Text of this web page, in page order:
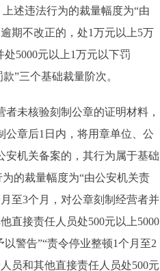
述违法行为的裁量幅度为“由
期不改正的，处1万元以上5万
5000元以上1万元以下罚
”三个基础裁量阶次。
未核验刻制公章的证明材料，
公章后1日内，将用章单位、公
安机关备案的，其行为属于基础
的裁量幅度为“由公安机关责
至3个月，对公章刻制经营者并
直接责任人员处500元以上5000
警告”“责令停业整顿1个月至2
员和其他直接责任人员处500元